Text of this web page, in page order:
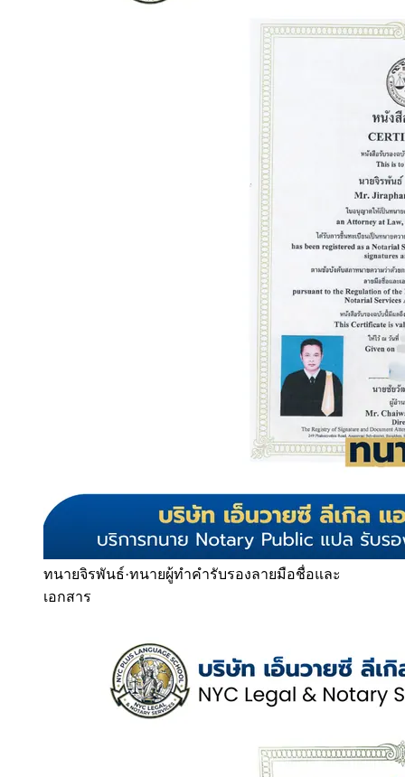
ทนายจิรพันธ์·ทนายผู้ทำคำรับรองลายมือชื่อและ
เอกสาร